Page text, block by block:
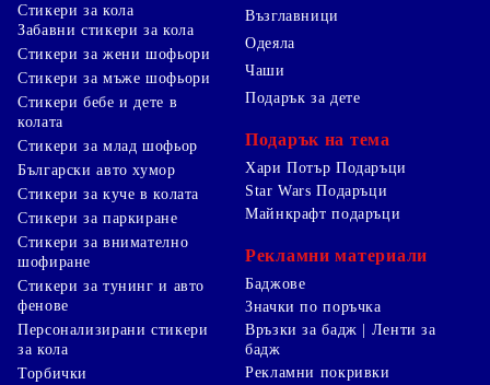
Стикери за кола
Забавни стикери за кола
Стикери за жени шофьори
Стикери за мъже шофьори
Стикери бебе и дете в
колата
Стикери за млад шофьор
Български авто хумор
Стикери за куче в колата
Стикери за паркиране
Стикери за внимателно
шофиране
Стикери за тунинг и авто
фенове
Персонализирани стикери
за кола
Торбички
Възглавници
Одеяла
Чаши
Подарък за дете
Подарък на тема
Хари Потър Подаръци
Star Wars Подаръци
Майнкрафт подаръци
Рекламни материали
Баджове
Значки по поръчка
Връзки за бадж | Ленти за
бадж
Рекламни покривки